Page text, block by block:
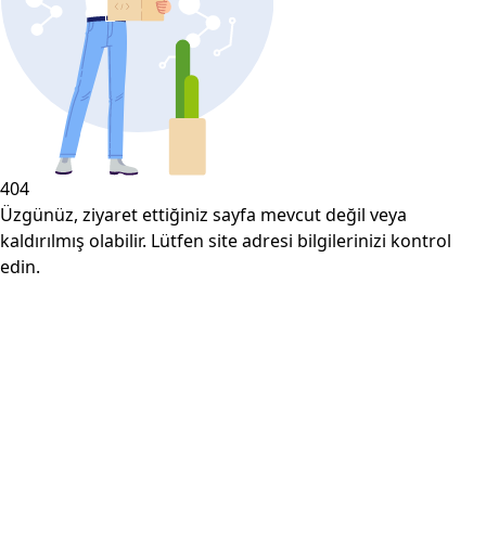
404
Üzgünüz, ziyaret ettiğiniz sayfa mevcut değil veya
kaldırılmış olabilir. Lütfen site adresi bilgilerinizi kontrol
edin.